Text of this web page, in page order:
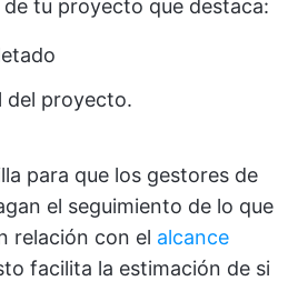
tu proyecto que destaca:
del proyecto.
para que los gestores de
el seguimiento de lo que
relación con el alcance
facilita la estimación de si